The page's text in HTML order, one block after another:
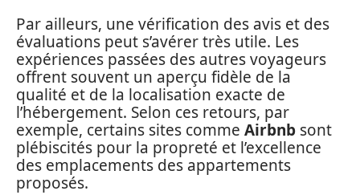
Par ailleurs, une vérification des avis et des
évaluations peut s’avérer très utile. Les
expériences passées des autres voyageurs
offrent souvent un aperçu fidèle de la
qualité et de la localisation exacte de
l’hébergement. Selon ces retours, par
exemple, certains sites comme Airbnb sont
plébiscités pour la propreté et l’excellence
des emplacements des appartements
proposés.